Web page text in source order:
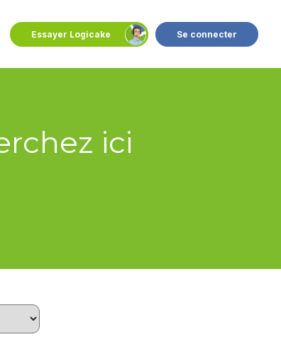
Essayer Logicake Se connecter
ici